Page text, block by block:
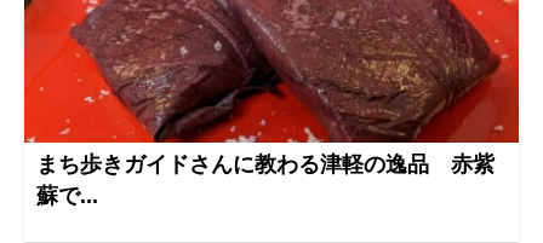
まち歩きガイドさんに教わる津軽の逸品 赤紫
蘇で...